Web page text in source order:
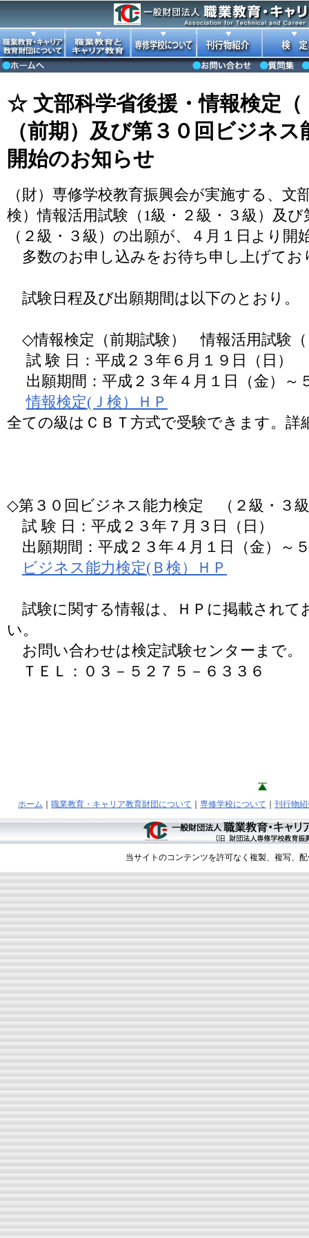
☆ 文部科学省後援・情報検定（
（前期）及び第３０回ビジネ
開始のお知らせ
（財）専修学校教育振興会が実施する、文
検）情報活用試験（1級・２級・３級）及
（２級・３級）の出願が、４月１日より開
多数のお申し込みをお待ち申し上げてお
試験日程及び出願期間は以下のとおり。
◇情報検定（前期試験） 情報活用試験（
試 験 日：平成２３年６月１９日（日）
出願期間：平成２３年４月１日（金）～
情報検定(Ｊ検）ＨＰ
全ての級はＣＢＴ方式で受験できます。詳
◇第３０回ビジネス能力検定 （２級・３
試 験 日：平成２３年７月３日（日）
出願期間：平成２３年４月１日（金）～
ビジネス能力検定(Ｂ検）ＨＰ
試験に関する情報は、ＨＰに掲載されて
い。
お問い合わせは検定試験センターまで。
ＴＥＬ：０３－５２７５－６３３６
ホーム 職業教育・キャリア教育財団について 専修学校について 刊行物
当サイトのコンテンツを許可なく複製、複写、